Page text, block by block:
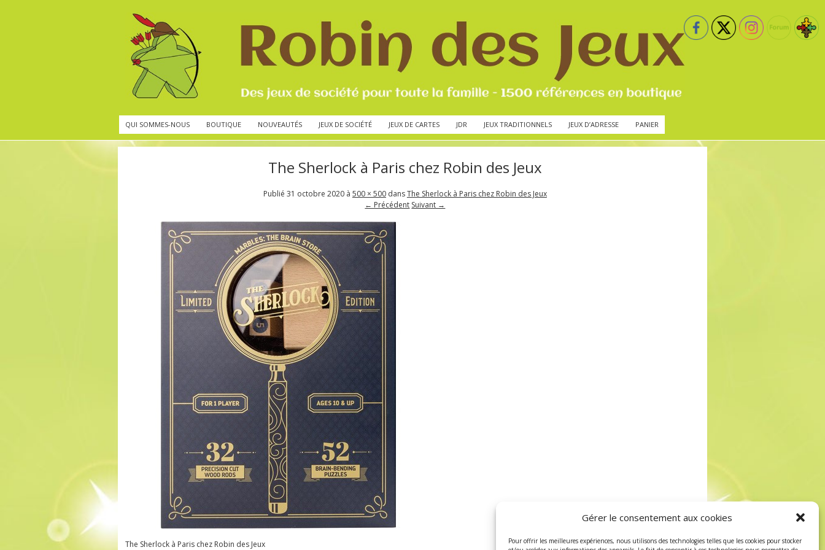
Gérer le consentement aux cookies
Pour offrir les meilleures expériences, nous utilisons des technologies telles que les cookies pour stocker
QUI SOMMES-NOUS BOUTIQUE NOUVEAUTÉS JEUX DE SOCIÉTÉ JEUX DE CARTES JDR JEUX TRADITIONNELS JEUX D’ADRESSE PANIER
The Sherlock à Paris chez Robin des Jeux
Publié 31 octobre 2020à 500 × 500dansThe Sherlock à Paris chez Robin des Jeux
← Précédent Suivant →
The Sherlock à Paris chez Robin des Jeux